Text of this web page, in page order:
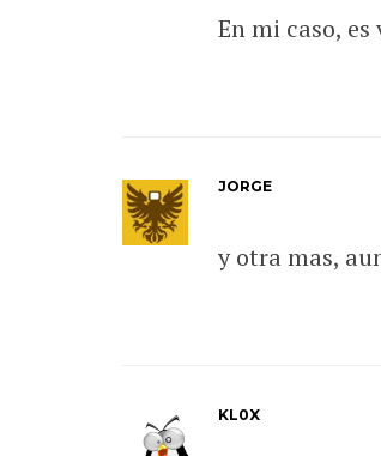
En mi caso,
JORGE
y otra mas,
KL0X